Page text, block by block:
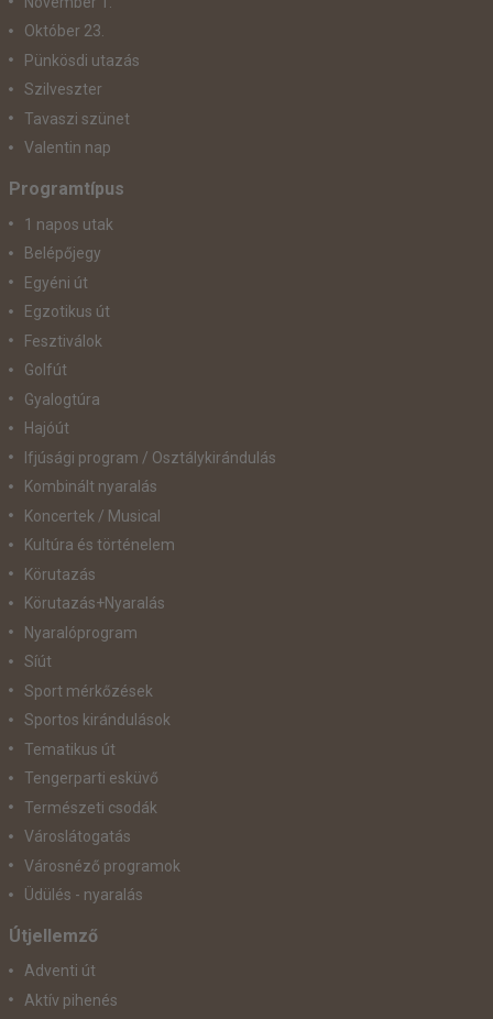
Október 23.
Pünkösdi utazás
Szilveszter
Tavaszi szünet
Valentin nap
Programtípus
1 napos utak
Belépőjegy
Egyéni út
Egzotikus út
Fesztiválok
Golfút
Gyalogtúra
Hajóút
Ifjúsági program / Osztálykirándulás
Kombinált nyaralás
Koncertek / Musical
Kultúra és történelem
Körutazás
Körutazás+Nyaralás
Nyaralóprogram
Síút
Sport mérkőzések
Sportos kirándulások
Tematikus út
Tengerparti esküvő
Természeti csodák
Városlátogatás
Városnéző programok
Üdülés - nyaralás
Útjellemző
Adventi út
Aktív pihenés